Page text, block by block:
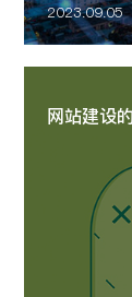
2023.09.05
网站建设